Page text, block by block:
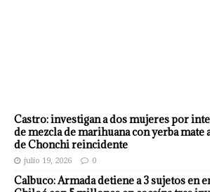
Castro: investigan a dos mujeres por
de mezcla de marihuana con yerba mate
de Chonchi reincidente
julio 19, 2026 0
Calbuco: Armada detiene a 3 sujetos en